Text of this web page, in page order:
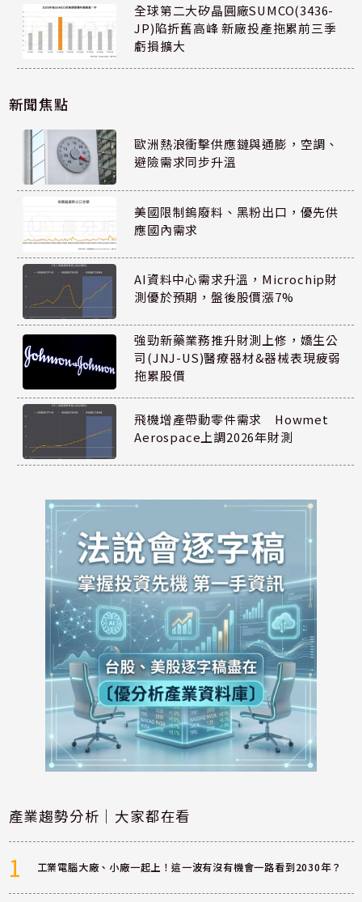
全球第二大矽晶圓廠SUMCO(3436-
JP)陷折舊高峰 新廠投產拖累前三季
虧損擴大
新聞焦點
歐洲熱浪衝擊供應鏈與通膨，空調、
避險需求同步升溫
美國限制鎢廢料、黑粉出口，優先供
應國內需求
AI資料中心需求升溫，Microchip財
測優於預期，盤後股價漲7%
強勁新藥業務推升財測上修，嬌生公
司(JNJ-US)醫療器材&器械表現疲弱
拖累股價
飛機增產帶動零件需求 Howmet
Aerospace上調2026年財測
產業趨勢分析｜大家都在看
1 工業電腦大廠、小廠一起上！這一波有沒有機會一路看到2030年？